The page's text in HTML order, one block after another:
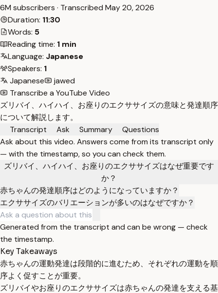
6M subscribers · Transcribed May 20, 2026
Duration: 11:30
Words: 5
Reading time: 1 min
Language: Japanese
Speakers: 1
Japanese
jawed
Transcribe a YouTube Video
ズリバイ、ハイハイ、お座りのエクササイズの意味と発達順序
について解説します。
Transcript
Ask Summary
Questions
Ask about this video. Answers come from its transcript only
— with the timestamp, so you can check them.
ズリバイ、ハイハイ、お座りのエクササイズはなぜ重要です
か？
赤ちゃんの発達順序はどのようになっていますか？
エクササイズのバリエーションが多いのはなぜですか？
Generated from the transcript and can be wrong — check
the timestamp.
Key Takeaways
赤ちゃんの運動発達は段階的に進むため、それぞれの運動を順
序よく促すことが重要。
ズリバイやお座りのエクササイズは赤ちゃんの発達を支える基